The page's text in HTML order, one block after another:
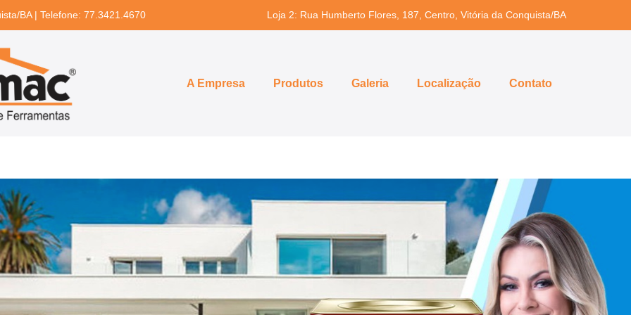
BA | Telefone: 77.3421.4670 Loja 2: Rua Humberto Flores, 187, Centro, Vitória da Conquista/BA
A Empresa Produtos Galeria Localização Contato